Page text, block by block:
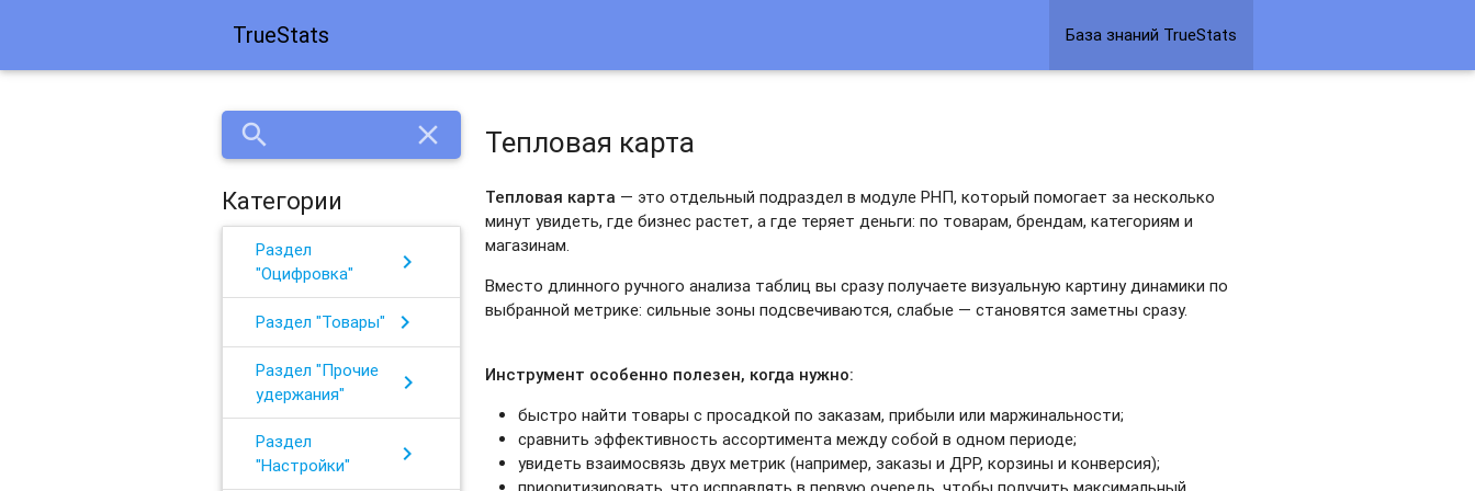
TrueStats База знаний TrueStats
search close
Категории
Раздел
"Оцифровка"
chevron_right
Раздел "Товары" chevron_right
Раздел "Прочие
удержания"
chevron_right
Раздел
"Настройки"
chevron_right
Тепловая карта
Тепловая карта — это отдельный подраздел в модуле РНП, который помогает за несколько
минут увидеть, где бизнес растет, а где теряет деньги: по товарам, брендам, категориям и
магазинам.
Вместо длинного ручного анализа таблиц вы сразу получаете визуальную картину динамики по
выбранной метрике: сильные зоны подсвечиваются, слабые — становятся заметны сразу.
Инструмент особенно полезен, когда нужно:
быстро найти товары с просадкой по заказам, прибыли или маржинальности;
сравнить эффективность ассортимента между собой в одном периоде;
увидеть взаимосвязь двух метрик (например, заказы и ДРР, корзины и конверсия);
приоритизировать, что исправлять в первую очередь, чтобы получить максимальный